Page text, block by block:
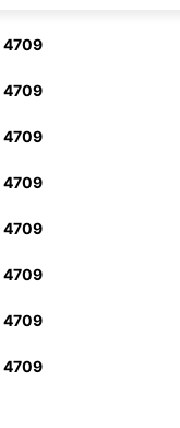
4709
4709
4709
4709
4709
4709
4709
4709